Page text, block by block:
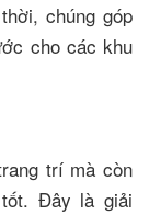
chúng góp
cho các khu
trí mà còn
Đây là giải